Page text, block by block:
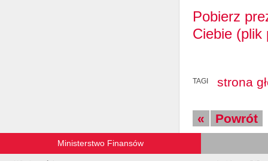
Pobierz
Ciebie (plik
TAGI strona
« Powrót
Ministerstwo Finansów